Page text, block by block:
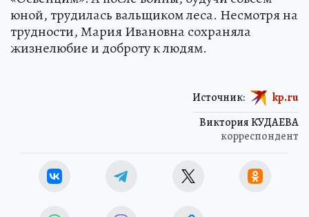
юной, трудилась вальщиком леса. Несмотря на
трудности, Мария Ивановна сохраняла
жизнелюбие и доброту к людям.
Виктория КУДАЕВА
корреспондент
Источник: kp.ru